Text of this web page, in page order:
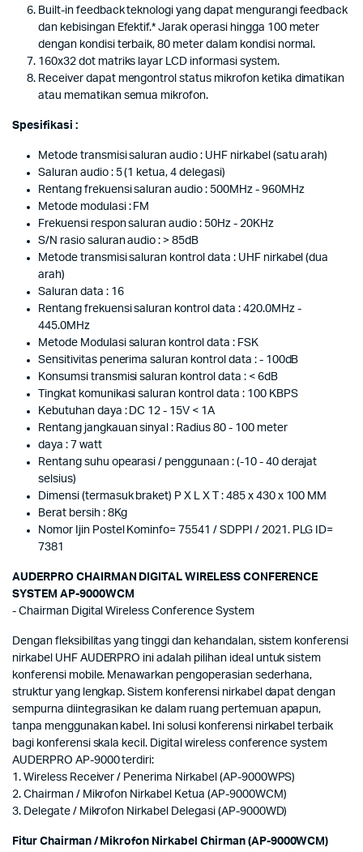
Built-in feedback teknologi yang dapat mengurangi feedback
dan kebisingan Efektif.* Jarak operasi hingga 100 meter
dengan kondisi terbaik, 80 meter dalam kondisi normal.
160x32 dot matriks layar LCD informasi system.
Receiver dapat mengontrol status mikrofon ketika dimatikan
atau mematikan semua mikrofon.
Spesifikasi :
Metode transmisi saluran audio : UHF nirkabel (satu arah)
Saluran audio : 5 (1 ketua, 4 delegasi)
Rentang frekuensi saluran audio : 500MHz - 960MHz
Metode modulasi : FM
Frekuensi respon saluran audio : 50Hz - 20KHz
S/N rasio saluran audio : > 85dB
Metode transmisi saluran kontrol data : UHF nirkabel (dua
arah)
Saluran data : 16
Rentang frekuensi saluran kontrol data : 420.0MHz -
445.0MHz
Metode Modulasi saluran kontrol data : FSK
Sensitivitas penerima saluran kontrol data : - 100dB
Konsumsi transmisi saluran kontrol data : < 6dB
Tingkat komunikasi saluran kontrol data : 100 KBPS
Kebutuhan daya : DC 12 - 15V < 1A
Rentang jangkauan sinyal : Radius 80 - 100 meter
daya : 7 watt
Rentang suhu opearasi / penggunaan : (-10 - 40 derajat
selsius)
Dimensi (termasuk braket) P X L X T : 485 x 430 x 100 MM
Berat bersih : 8Kg
Nomor Ijin Postel Kominfo= 75541 / SDPPI / 2021. PLG ID=
7381
AUDERPRO CHAIRMAN DIGITAL WIRELESS CONFERENCE
SYSTEM AP-9000WCM
- Chairman Digital Wireless Conference System
Dengan fleksibilitas yang tinggi dan kehandalan, sistem konferensi
nirkabel UHF AUDERPRO ini adalah pilihan ideal untuk sistem
konferensi mobile. Menawarkan pengoperasian sederhana,
struktur yang lengkap. Sistem konferensi nirkabel dapat dengan
sempurna diintegrasikan ke dalam ruang pertemuan apapun,
tanpa menggunakan kabel. Ini solusi konferensi nirkabel terbaik
bagi konferensi skala kecil. Digital wireless conference system
AUDERPRO AP-9000 terdiri:
1. Wireless Receiver / Penerima Nirkabel (AP-9000WPS)
2. Chairman / Mikrofon Nirkabel Ketua (AP-9000WCM)
3. Delegate / Mikrofon Nirkabel Delegasi (AP-9000WD)
Fitur Chairman / Mikrofon Nirkabel Chirman (AP-9000WCM)